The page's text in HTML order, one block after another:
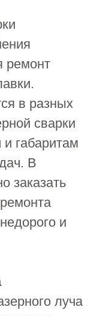
ремонт
в разных
сварки
габаритам
В
заказать
и
луча